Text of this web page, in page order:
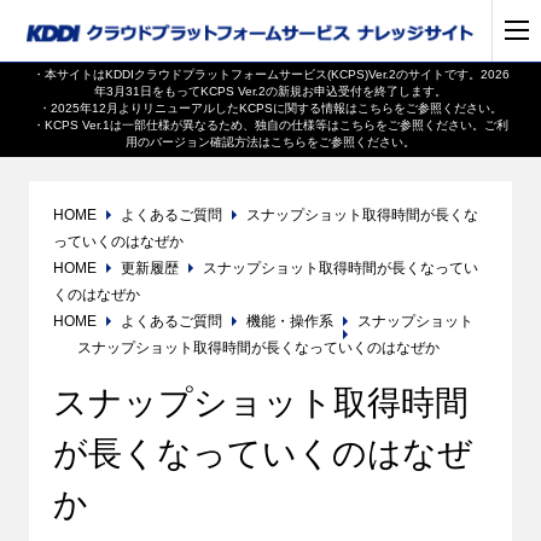
・本サイトはKDDIクラウドプラットフォームサービス(KCPS)Ver.2のサイトです。2026
年3月31日をもってKCPS Ver.2の新規お申込受付を終了します。
・2025年12月よりリニューアルしたKCPSに関する情報は こちらをご参照ください。
・KCPS Ver.1は一部仕様が異なるため、独自の仕様等は こちらをご参照ください。ご利
用のバージョン確認方法は こちらをご参照ください。
HOME よくあるご質問
スナップショット取得時間が長くな
っていくのはなぜか
HOME
更新履歴
スナップショット取得時間が長くなってい
くのはなぜか
HOME
よくあるご質問 機能・操作系
スナップショット
スナップショット取得時間が長くなっていくのはなぜか
スナップショット取得時間
が長くなっていくのはなぜ
か